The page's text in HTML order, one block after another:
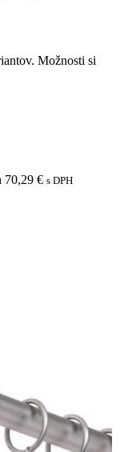
Možnosti si
70,29 € s DPH